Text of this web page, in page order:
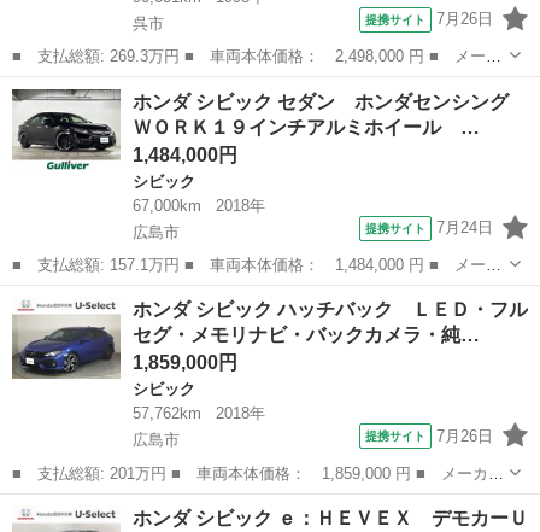
呉市
提携サイト 7月26日
■ 支払総額: 269.3万円 ■ 車両本体価格： 2,498,000 円 ■ メーカ
ー名： ホンダ ■ 車種名： シビックフェリオ ■ グレード名：
Ｖｉ サンルーフ 車高調 社外１５インチアルミ ■ 排気量：
1500...
広島 呉市 シビック
ホンダ シビック セダン ホンダセンシング
ＷＯＲＫ１９インチアルミホイール …
1,484,000円
シビック
67,000km
2018年
広島市
提携サイト 7月24日
■ 支払総額: 157.1万円 ■ 車両本体価格： 1,484,000 円 ■ メーカ
ー名： ホンダ ■ 車種名： シビック ■ グレード名： セダン
ホンダセンシング ＷＯＲＫ１９インチアルミホイール ＨＫＳ車高
調 社外...
広島 広島市 シビック
ホンダ シビック ハッチバック ＬＥＤ・フル
セグ・メモリナビ・バックカメラ・純…
1,859,000円
シビック
57,762km
2018年
広島市
提携サイト 7月26日
■ 支払総額: 201万円 ■ 車両本体価格： 1,859,000 円 ■ メーカー
名： ホンダ ■ 車種名： シビック ■ グレード名： ハッチバッ
ク ＬＥＤ・フルセグ・メモリナビ・バックカメラ・純正ＡＷ・シー
広島 シビック
ホンダ シビック ｅ：ＨＥＶＥＸ デモカーＵ